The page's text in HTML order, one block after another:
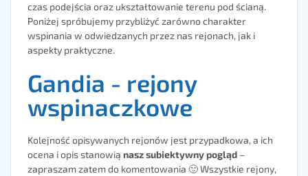
czas podejścia oraz ukształtowanie terenu pod ścianą.
Poniżej spróbujemy przybliżyć zarówno charakter
wspinania w odwiedzanych przez nas rejonach, jak i
aspekty praktyczne.
Gandia - rejony
wspinaczkowe
Kolejność opisywanych rejonów jest przypadkowa, a ich
ocena i opis stanowią nasz subiektywny pogląd –
zapraszam zatem do komentowania 🙂 Wszystkie rejony,